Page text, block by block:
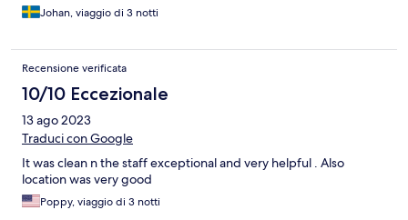
Johan, viaggio di 3 notti
Recensione verificata
10/10 Eccezionale
13 ago 2023
Traduci con Google
It was clean n the staff exceptional and very helpful . Also
location was very good
Poppy, viaggio di 3 notti